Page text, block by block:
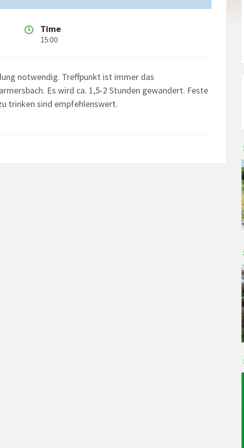
Time
15:00
notwendig. Treffpunkt ist immer das
Es wird ca. 1,5-2 Stunden gewandert. Feste
trinken sind empfehlenswert.